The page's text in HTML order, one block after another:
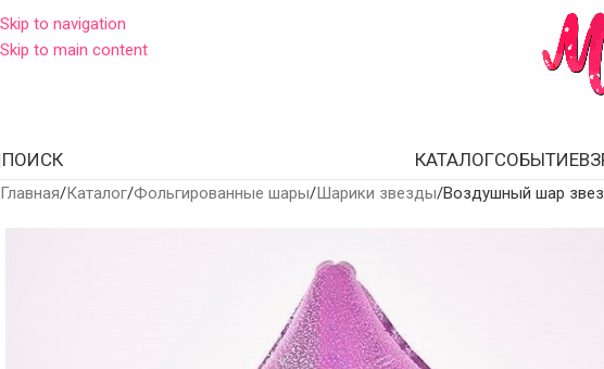
Skip to navigation
Skip to main content
ПОИСК КАТАЛОГСОБЫТИЕ
Главная Каталог Фольгированные шары Шарики звезды Воздушный шар